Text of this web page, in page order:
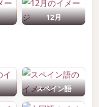
12月
スペイン語